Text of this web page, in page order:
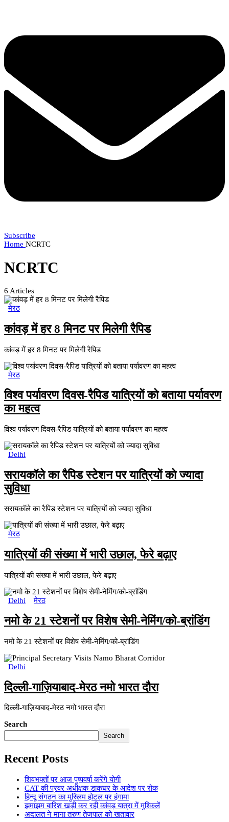
Subscribe
Home NCRTC
NCRTC
6 Articles
मेरठ
कांवड़ में हर 8 मिनट पर मिलेगी रैपिड
कांवड़ में हर 8 मिनट पर मिलेगी रैपिड
मेरठ
विश्व पर्यावरण दिवस-रैपिड यात्रियों को बताया पर्यावरण
का महत्व
विश्व पर्यावरण दिवस-रैपिड यात्रियों को बताया पर्यावरण का महत्व
Delhi
सरायकॉले का रैपिड स्टेशन पर यात्रियों को ज्यादा
सुविधा
सरायकॉले का रैपिड स्टेशन पर यात्रियों को ज्यादा सुविधा
मेरठ
यात्रियों की संख्या में भारी उछाल, फेरे बढ़ाए
यात्रियों की संख्या में भारी उछाल, फेरे बढ़ाए
Delhi मेरठ
नमो के 21 स्टेशनों पर विशेष सेमी-नेमिंग/को-ब्रांडिंग
नमो के 21 स्टेशनों पर विशेष सेमी-नेमिंग/को-ब्रांडिंग
Delhi
दिल्ली-गाज़ियाबाद-मेरठ नमो भारत दौरा
दिल्ली-गाज़ियाबाद-मेरठ नमो भारत दौरा
Search
Search
Recent Posts
शिवभक्तों पर आज पुष्पवर्षा करेंगे योगी
CAT की प्रवर अधीक्षक डाकघर के आदेश पर रोक
हिन्दू संगठन का मुस्लिम होटल पर हंगामा
झमाझम बारिश खड़ी कर रही कांवड़ यात्रा में मुश्किलें
अदालत ने माना तरुण तेजपाल को खतावार